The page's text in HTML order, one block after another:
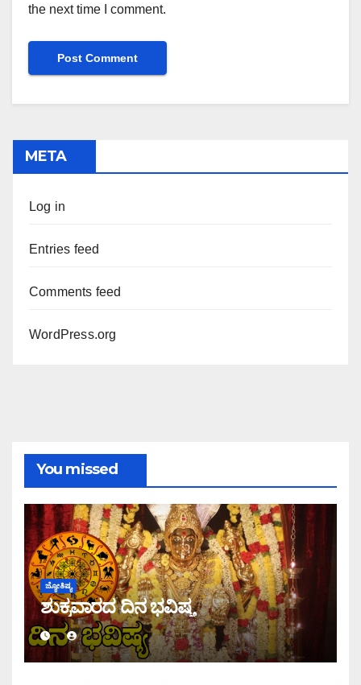
the next time I comment.
META
Log in
Entries feed
Comments feed
WordPress.org
You missed
ಜ್ಯೋತಿಷ್ಯ
ಶುಕ್ರವಾರದ ದಿನ ಭವಿಷ್ಯ